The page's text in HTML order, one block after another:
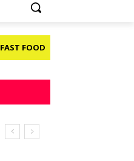
FAST FOOD